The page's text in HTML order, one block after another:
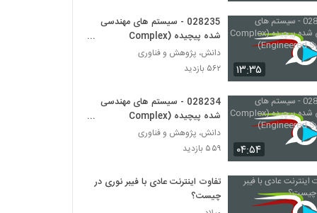
028263 - طراحی سیستم های پیچیده
(Complex Systems Design)
۶۱۵ بازدید
028264 - طراحی سیستم های پیچیده
(Complex Systems Design)
۵۵۱ بازدید
028265 - سیستم های سازگار پیچیده
(Complex Adaptive Systems)
۶۱۷ بازدید
028266 - سیستم های سازگار پیچیده
(Complex Adaptive Systems)
۱۳:۳۵
028235 - سیستم های مهندسی
شده پیچیده (Complex
Engineered Systems)
دانش، پژوهش و فناوری
۵۶۲ بازدید
۰۴:۵۴
028234 - سیستم های مهندسی
شده پیچیده (Complex
Engineered Systems)
دانش، پژوهش و فناوری
۵۵۹ بازدید
تفاوت اینترنت عادی با فیبر نوری در
چیست؟